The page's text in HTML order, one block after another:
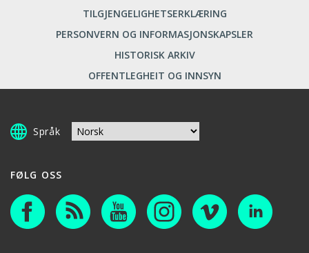
TILGJENGELIGHETSERKLÆRING
PERSONVERN OG INFORMASJONSKAPSLER
HISTORISK ARKIV
OFFENTLEGHEIT OG INNSYN
Språk
FØLG OSS